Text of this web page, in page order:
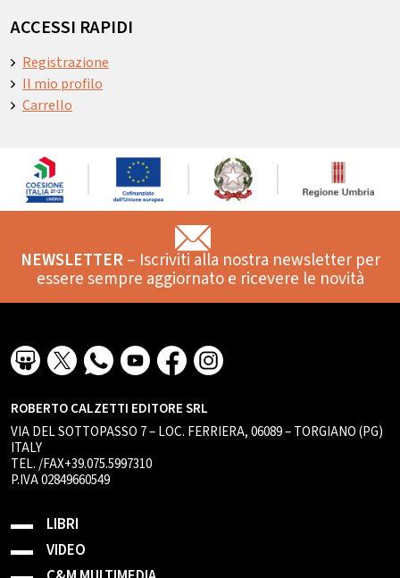
ACCESSI RAPIDI
Registrazione
Il mio profilo
Carrello
NEWSLETTER– Iscriviti alla nostra newsletter per
essere sempre aggiornato e ricevere le novità
ROBERTO CALZETTI EDITORE SRL
VIA DEL SOTTOPASSO 7 – LOC. FERRIERA, 06089 – TORGIANO (PG)
ITALY
TEL. /FAX+39.075.5997310
P.IVA 02849660549
LIBRI
VIDEO